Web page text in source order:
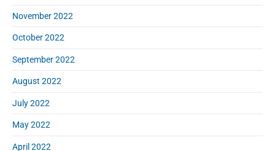
November 2022
October 2022
September 2022
August 2022
July 2022
May 2022
April 2022